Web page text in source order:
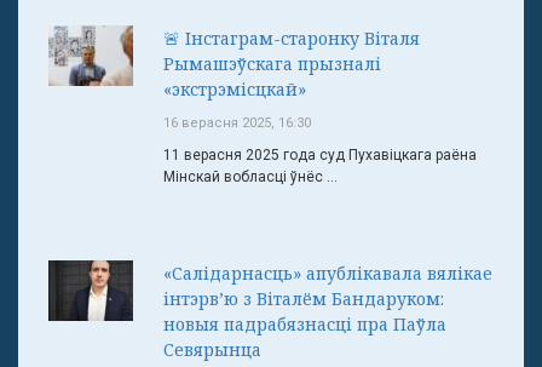
🚨 Інстаграм-старонку Віталя
Рымашэўскага прызналі
«экстрэмісцкай»
16 верасня 2025, 16:30
11 верасня 2025 года суд Пухавіцкага раёна
Мінскай вобласці ўнёс ...
«Салідарнасць» апублікавала вялікае
інтэрв’ю з Віталём Бандаруком:
новыя падрабязнасці пра Паўла
Севярынца